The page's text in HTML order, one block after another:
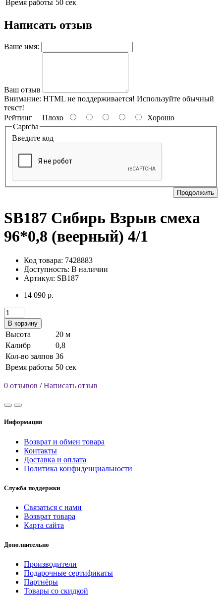
Время работы 50 сек
Написать отзыв
Ваше имя:
Ваш отзыв
Внимание: HTML не поддерживается! Используйте обычный
текст!
Рейтинг Плохо
Хорошо
Captcha
Введите код
Продолжить
SB187 Сибирь Взрыв смеха
96*0,8 (веерный) 4/1
Код товара: 7428883
Доступность: В наличии
Артикул: SB187
14 090 р.
В корзину
Высота
20 м
Калибр
0,8
Кол-во залпов 36
Время работы 50 сек
0 отзывов /Написать отзыв
Информация
Возврат и обмен товара
Контакты
Доставка и оплата
Политика конфиденциальности
Служба поддержки
Связаться с нами
Возврат товара
Карта сайта
Дополнительно
Производители
Подарочные сертификаты
Партнёры
Товары со скидкой